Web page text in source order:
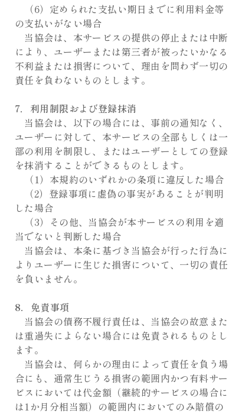
（6）定められた支払い期日までに利用料金等
の支払いがない場合
当協会は、本サービスの提供の停止または中断
により、ユーザーまたは第三者が被ったいかなる
不利益または損害について、理由を問わず一切の
責任を負わないものとします。
7．利用制限および登録抹消
当協会は、以下の場合には、事前の通知なく、
ユーザーに対して、本サービスの全部もしくは一
部の利用を制限し、またはユーザーとしての登録
を抹消することができるものとします。
（1）本規約のいずれかの条項に違反した場合
（2）登録事項に虚偽の事実があることが判明
した場合
（3）その他、当協会が本サービスの利用を適
当でないと判断した場合
当協会は、本条に基づき当協会が行った行為に
よりユーザーに生じた損害について、一切の責任
を負いません。
8．免責事項
当協会の債務不履行責任は、当協会の故意また
は重過失によらない場合には免責されるものとし
ます。
当協会は、何らかの理由によって責任を負う場
合にも、通常生じうる損害の範囲内かつ有料サー
ビスにおいては代金額（継続的サービスの場合に
は1か月分相当額）の範囲内においてのみ賠償の